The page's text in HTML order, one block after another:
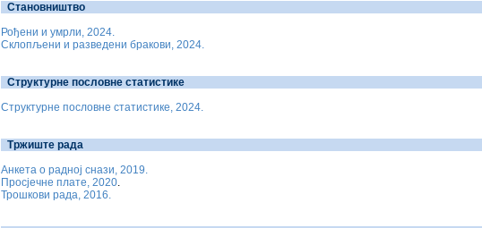
Становништво
Рођени и умрли, 2024.
Склопљени и разведени бракови, 2024.
Структурне пословне статистике
Структурне пословне статистике, 2024.
Тржиште рада
Анкета о радној снази, 2019.
Просјечне плате, 2020.
Трошкови рада, 2016.